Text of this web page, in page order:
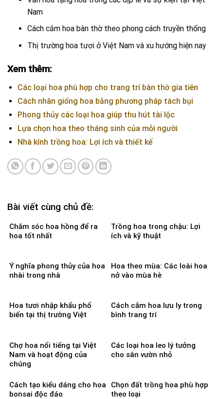
Nam
Cách cắm hoa bàn thờ theo phong cách truyền thống
Thị trường hoa tươi ở Việt Nam và xu hướng hiện nay
Xem thêm:
Các loại hoa phù hợp cho trang trí bàn thờ gia tiên
Cách nhân giống hoa bằng phương pháp tách bụi
Phong thủy các loại hoa giúp thu hút tài lộc
Lựa chọn hoa theo tháng sinh của mỗi người
Nhà kính trồng hoa: Lợi ích và thiết kế
Bài viết cùng chủ đề:
Chăm sóc hoa hồng để ra
hoa tốt nhất
Trồng hoa trong chậu: Lợi
ích và kỹ thuật
Ý nghĩa phong thủy của hoa
nhài trong nhà
Hoa theo mùa: Các loài hoa
nở vào mùa hè
Hoa tươi nhập khẩu phổ
biến tại thị trường Việt
Cách cắm hoa lưu ly trong
bình trang trí
Chợ hoa nổi tiếng tại Việt
Nam và hoạt động của
chúng
Các loại hoa leo lý tưởng
cho sân vườn nhỏ
Cách tạo kiểu dáng cho hoa
bonsai độc đáo
Chọn đất trồng hoa phù hợp
theo loại